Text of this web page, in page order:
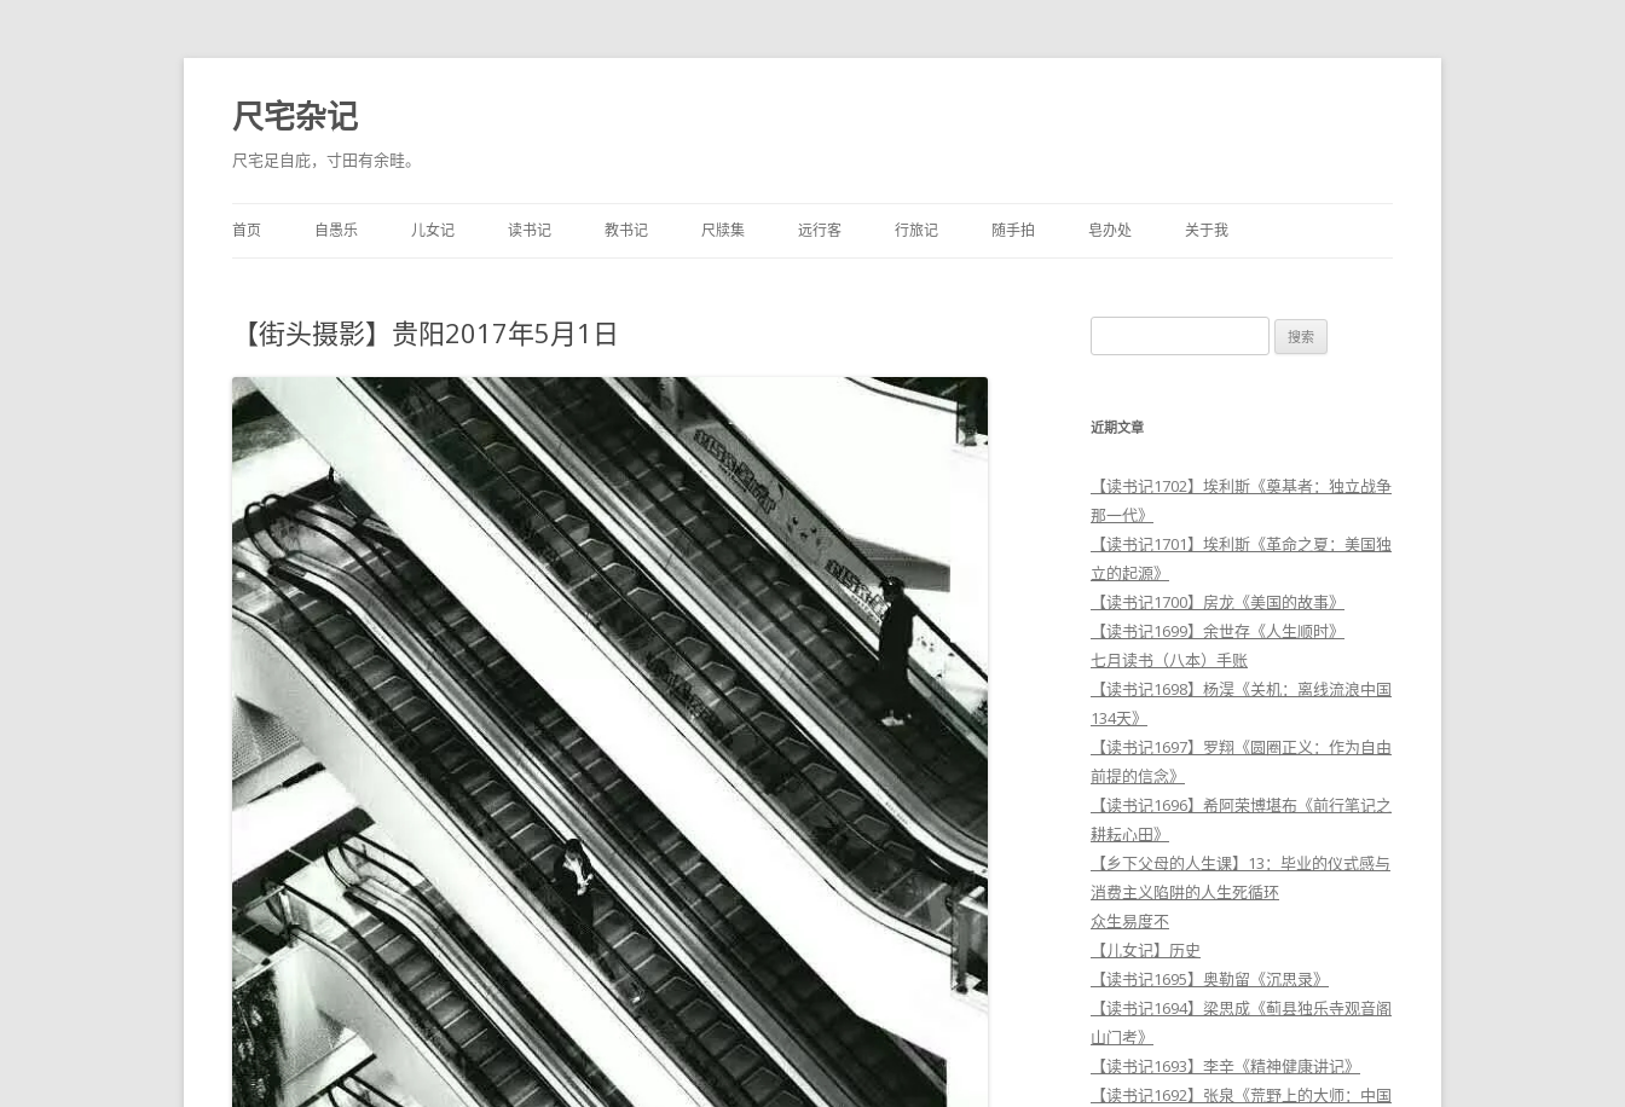
尺宅杂记
尺宅足自庇，寸田有余畦。
至
正
首页 自愚乐 儿女记 读书记 教书记 尺牍集 远行客 行旅记 随手拍 皂办处 关于我
【街头摄影】贵阳2017年5月1日
索
近期文章
【读书记1702】埃利斯《奠基者：独立战争
那一代》
【读书记1701】埃利斯《革命之夏：美国独
立的起源》
【读书记1700】房龙《美国的故事》
【读书记1699】余世存《人生顺时》
七月读书（八本）手账
【读书记1698】杨淏《关机：离线流浪中国
134天》
【读书记1697】罗翔《圆圈正义：作为自由
前提的信念》
【读书记1696】希阿荣博堪布《前行笔记之
耕耘心田》
【乡下父母的人生课】13：毕业的仪式感与
消费主义陷阱的人生死循环
众生易度不
【儿女记】历史
【读书记1695】奥勒留《沉思录》
【读书记1694】梁思成《蓟县独乐寺观音阁
山门考》
【读书记1693】李辛《精神健康讲记》
【读书记1692】张泉《荒野上的大师：中国